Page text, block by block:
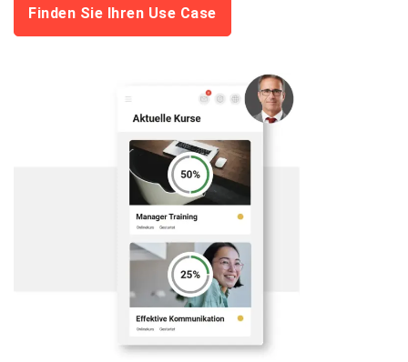
Finden Sie Ihren Use Case